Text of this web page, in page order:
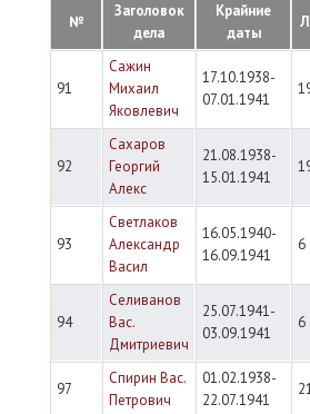
№
Заголовок
дела
Крайние
даты
91
Сажин
Михаил
Яковлевич
17.10.1938-
07.01.1941
92
Сахаров
Георгий
Алекс
21.08.1938-
15.01.1941
93
Светлаков
Александр
Васил
16.05.1940-
16.09.1941
6
94
Селиванов
Вас.
Дмитриевич
25.07.1941-
03.09.1941
6
97
Спирин Вас.
Петрович
01.02.1938-
22.07.1941